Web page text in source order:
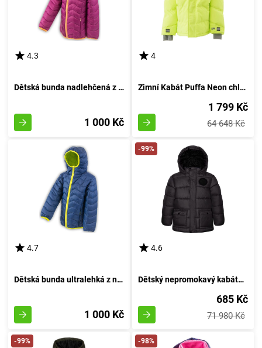
4.3
Dětská bunda nadlehčená z nylonu, Pidilidi, PD1087, barva vína - velikost 98 | 3 roky
1 000 Kč
4
Zimní Kabát Puffa Neon chlapecký, Pidilidi, PD1110-19, odstín zelena - velikost 98 | pro věk 3 let
1 799 Kč
64 648 Kč
4.7
Dětská bunda ultralehká z nylonu, Pidilidi, PD1087-04, modrá - velikost 98 | pro věk 3 roky
1 000 Kč
-99%
4.6
Dětský nepromokavý kabátek Puffa, Minoti, 11COAT 11, černý - velikost 98/104 | pro věk 3-4 roky
685 Kč
71 980 Kč
-99% -98%